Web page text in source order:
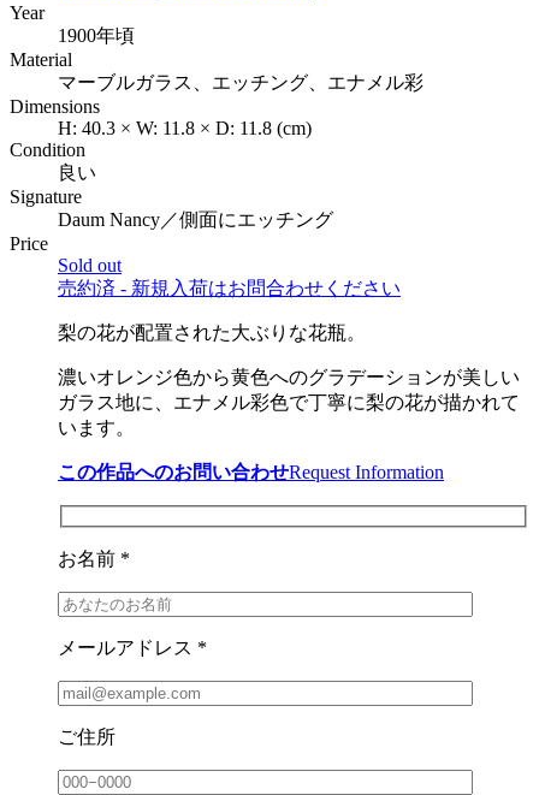
Year
1900年頃
Material
マーブルガラス、エッチング、エナメル彩
Dimensions
H: 40.3 × W: 11.8 × D: 11.8 (cm)
Condition
良い
Signature
Daum Nancy／側面にエッチング
Price
Sold out
売約済 - 新規入荷はお問合わせください
梨の花が配置された大ぶりな花瓶。
濃いオレンジ色から黄色へのグラデーションが美しい
ガラス地に、エナメル彩色で丁寧に梨の花が描かれて
います。
この作品へのお問い合わせRequest Information
お名前 *
メールアドレス *
ご住所